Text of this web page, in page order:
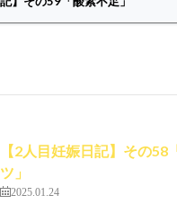
【2人目妊娠日記】その58
ツ」
2025.01.24